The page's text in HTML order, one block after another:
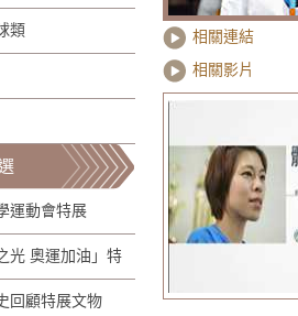
類
運動會特展
光 奧運加油」特
回顧特展文物
相關連結
相關影片